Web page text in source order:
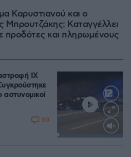
Καρυστιανού και ο
Μπρουτζάκης: Καταγγέλλει
προδότες και πληρωμένους
ΙΧ
80